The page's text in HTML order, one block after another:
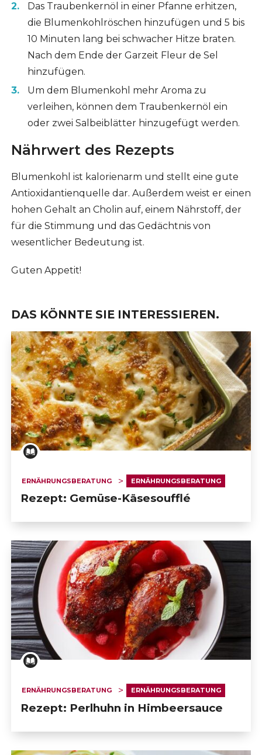
Das Traubenkernöl in einer Pfanne erhitzen,
die Blumenkohlröschen hinzufügen und 5 bis
10 Minuten lang bei schwacher Hitze braten.
Nach dem Ende der Garzeit Fleur de Sel
hinzufügen.
Um dem Blumenkohl mehr Aroma zu
verleihen, können dem Traubenkernöl ein
oder zwei Salbeiblätter hinzugefügt werden.
Nährwert des Rezepts
Blumenkohl ist kalorienarm und stellt eine gute
Antioxidantienquelle dar. Außerdem weist er einen
hohen Gehalt an Cholin auf, einem Nährstoff, der
für die Stimmung und das Gedächtnis von
wesentlicher Bedeutung ist.
Guten Appetit!
DAS KÖNNTE SIE INTERESSIEREN.
ERNÄHRUNGSBERATUNG ERNÄHRUNGSBERATUNG
Rezept: Gemüse-Käsesoufflé
ERNÄHRUNGSBERATUNG ERNÄHRUNGSBERATUNG
Rezept: Perlhuhn in Himbeersauce